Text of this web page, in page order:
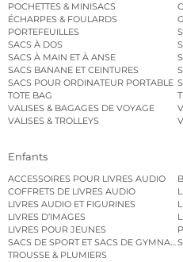
POCHETTES & MINISACS
ÉCHARPES & FOULARDS
PORTEFEUILLES
SACS À DOS
SACS À MAIN ET À ANSE
SACS BANANE ET CEINTURES
SACS POUR ORDINATEUR PORTABLE
TOTE BAG
VALISES & BAGAGES DE VOYAGE
VALISES & TROLLEYS
Enfants
ACCESSOIRES POUR LIVRES AUDIO
COFFRETS DE LIVRES AUDIO
LIVRES AUDIO ET FIGURINES
LIVRES D’IMAGES
LIVRES POUR JEUNES
SACS DE SPORT ET SACS DE
TROUSSE & PLUMIERS